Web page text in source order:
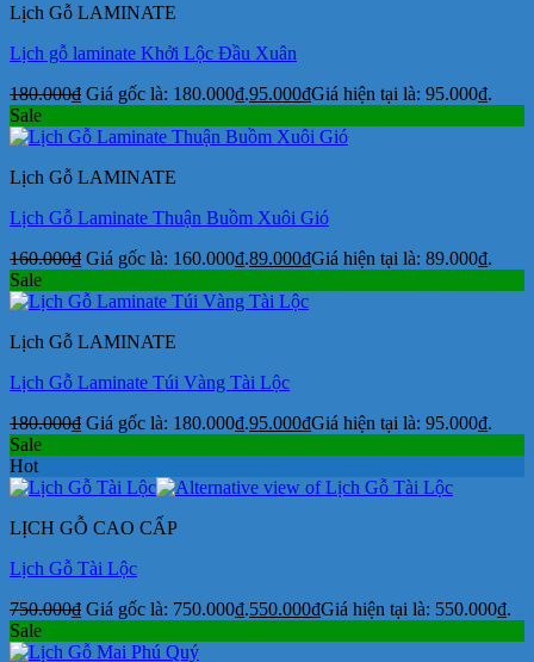
Lịch Gỗ LAMINATE
Lịch gỗ laminate Khởi Lộc Đầu Xuân
180.000₫ Giá gốc là: 180.000₫.95.000₫Giá hiện tại là: 95.000₫.
Sale
Lịch Gỗ LAMINATE
Lịch Gỗ Laminate Thuận Buồm Xuôi Gió
160.000₫ Giá gốc là: 160.000₫.89.000₫Giá hiện tại là: 89.000₫.
Sale
Lịch Gỗ LAMINATE
Lịch Gỗ Laminate Túi Vàng Tài Lộc
180.000₫ Giá gốc là: 180.000₫.95.000₫Giá hiện tại là: 95.000₫.
Sale
Hot
LỊCH GỖ CAO CẤP
Lịch Gỗ Tài Lộc
750.000₫ Giá gốc là: 750.000₫.550.000₫Giá hiện tại là: 550.000₫.
Sale